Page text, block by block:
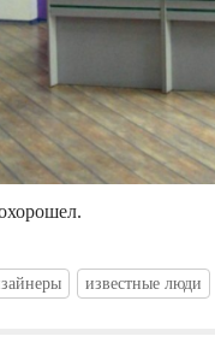
известные люди